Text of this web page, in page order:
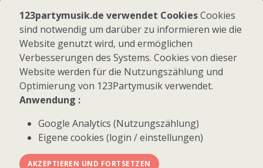
Folgen Sie uns
Facebook
Instagram
© 2026 123Partymusik.de - Alle Rechte vorbehalten
123partymusik.de verwendet CookiesCookies
sind notwendig um darüber zu informieren wie die
Website genutzt wird, und ermöglichen
Verbesserungen des Systems. Cookies von dieser
Website werden für die Nutzungszählung und
Optimierung von 123Partymusik verwendet.
Anwendung :
Google Analytics (Nutzungszählung)
Eigene cookies (login / einstellungen)
AKZEPTIEREN UND FORTSETZEN